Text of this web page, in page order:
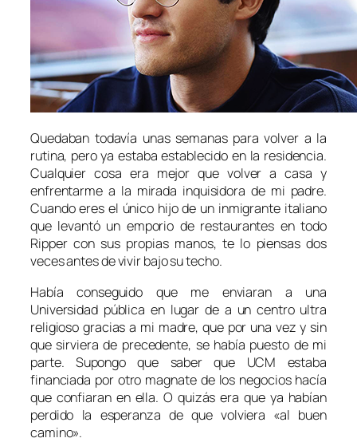
Quedaban todavía unas semanas para volver a la
rutina, pero ya estaba establecido en la residencia.
Cualquier cosa era mejor que volver a casa y
enfrentarme a la mirada inquisidora de mi padre.
Cuando eres el único hijo de un inmigrante italiano
que levantó un emporio de restaurantes en todo
Ripper con sus propias manos, te lo piensas dos
veces antes de vivir bajo su techo.
Había conseguido que me enviaran a una
Universidad pública en lugar de a un centro ultra
religioso gracias a mi madre, que por una vez y sin
que sirviera de precedente, se había puesto de mi
parte. Supongo que saber que UCM estaba
financiada por otro magnate de los negocios hacía
que confiaran en ella. O quizás era que ya habían
perdido la esperanza de que volviera «al buen
camino».